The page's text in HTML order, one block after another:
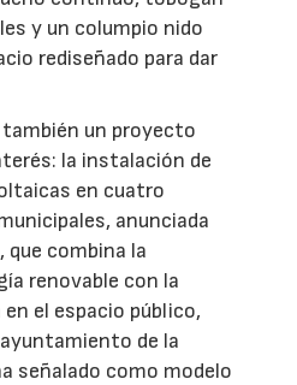
y un columpio nido
rediseñado para dar
un proyecto
la instalación de
en cuatro
anunciada
que combina la
renovable con la
el espacio público,
de la
señalado como modelo